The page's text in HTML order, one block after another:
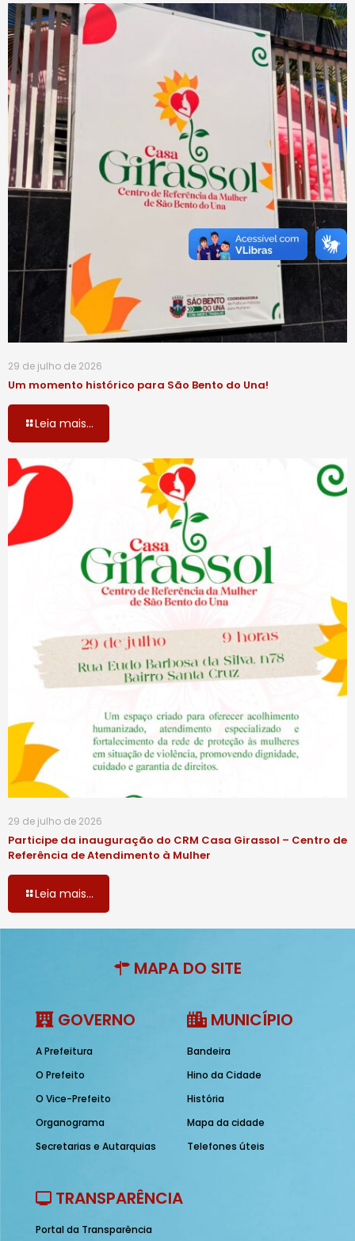
29 de julho de 2026
Um momento histórico para São Bento do Una!
Leia mais...
29 de julho de 2026
Participe da inauguração do CRM Casa Girassol – Centro de
Referência de Atendimento à Mulher
Leia mais...
MAPA DO SITE
GOVERNO
A Prefeitura
O Prefeito
O Vice-Prefeito
Organograma
Secretarias e Autarquias
MUNICÍPIO
Bandeira
Hino da Cidade
História
Mapa da cidade
Telefones úteis
TRANSPARÊNCIA
Portal da Transparência